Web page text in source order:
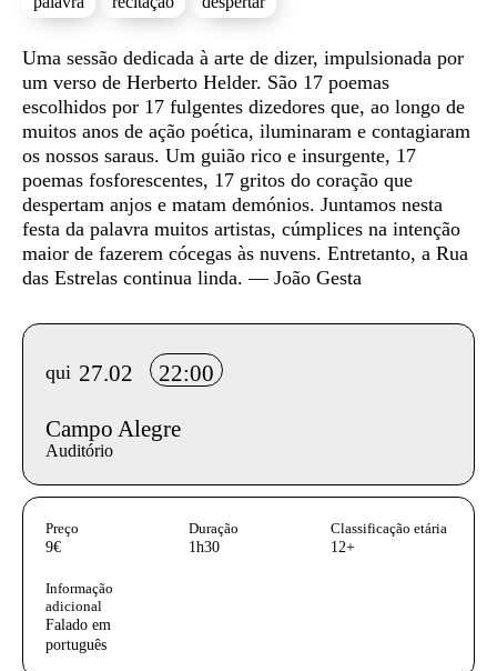
Sinopse
Uma sessão dedicada à arte de dizer, impulsionada por
um verso de Herberto Helder. São 17 poemas
escolhidos por 17 fulgentes dizedores que, ao longo de
muitos anos de ação poética, iluminaram e contagiaram
os nossos saraus. Um guião rico e insurgente, 17
poemas fosforescentes, 17 gritos do coração que
despertam anjos e matam demónios. Juntamos nesta
festa da palavra muitos artistas, cúmplices na intenção
maior de fazerem cócegas às nuvens. Entretanto, a Rua
das Estrelas continua linda. — João Gesta
Info sobre horário e bilhetes
qui 27.02 22:00
Campo Alegre
Auditório
InformaÃ§Ã£o adicional
Preço
9€
Duração
1h30
Classificação etária
12+
Informação
adicional
Falado em
português